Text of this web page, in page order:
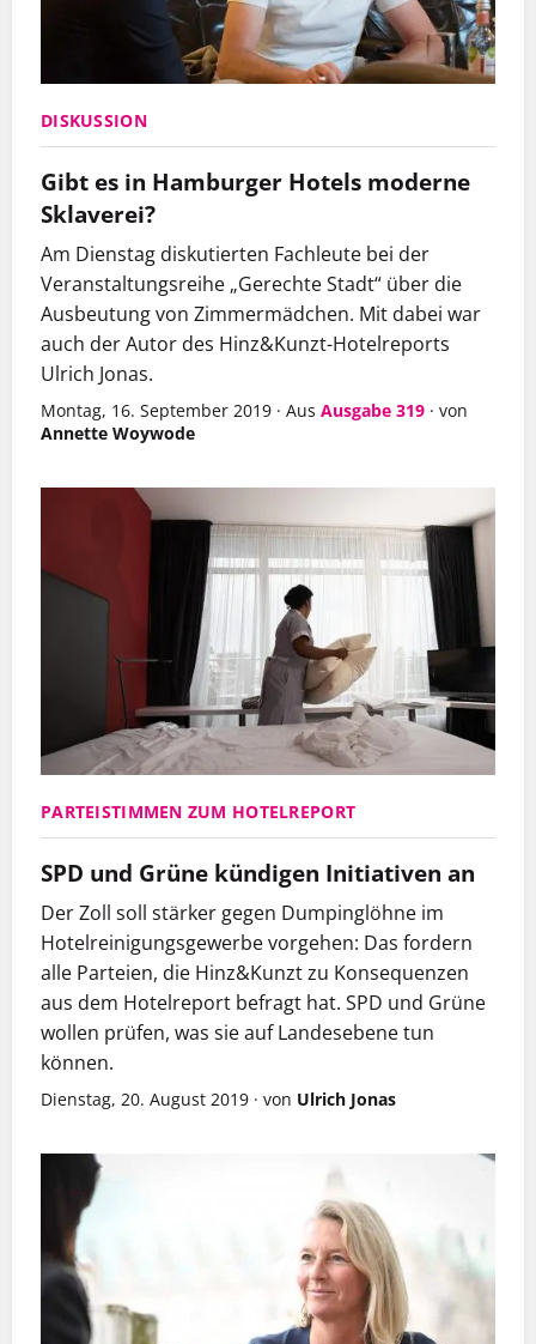
DISKUSSION
Gibt es in Hamburger Hotels moderne
Sklaverei?
Am Dienstag diskutierten Fachleute bei der
Veranstaltungsreihe „Gerechte Stadt“ über die
Ausbeutung von Zimmermädchen. Mit dabei war
auch der Autor des Hinz&Kunzt-Hotelreports
Ulrich Jonas.
Montag, 16. September 2019 · Aus Ausgabe 319 · von
Annette Woywode
PARTEISTIMMEN ZUM HOTELREPORT
SPD und Grüne kündigen Initiativen an
Der Zoll soll stärker gegen Dumpinglöhne im
Hotelreinigungsgewerbe vorgehen: Das fordern
alle Parteien, die Hinz&Kunzt zu Konsequenzen
aus dem Hotelreport befragt hat. SPD und Grüne
wollen prüfen, was sie auf Landesebene tun
können.
Dienstag, 20. August 2019 · von Ulrich Jonas